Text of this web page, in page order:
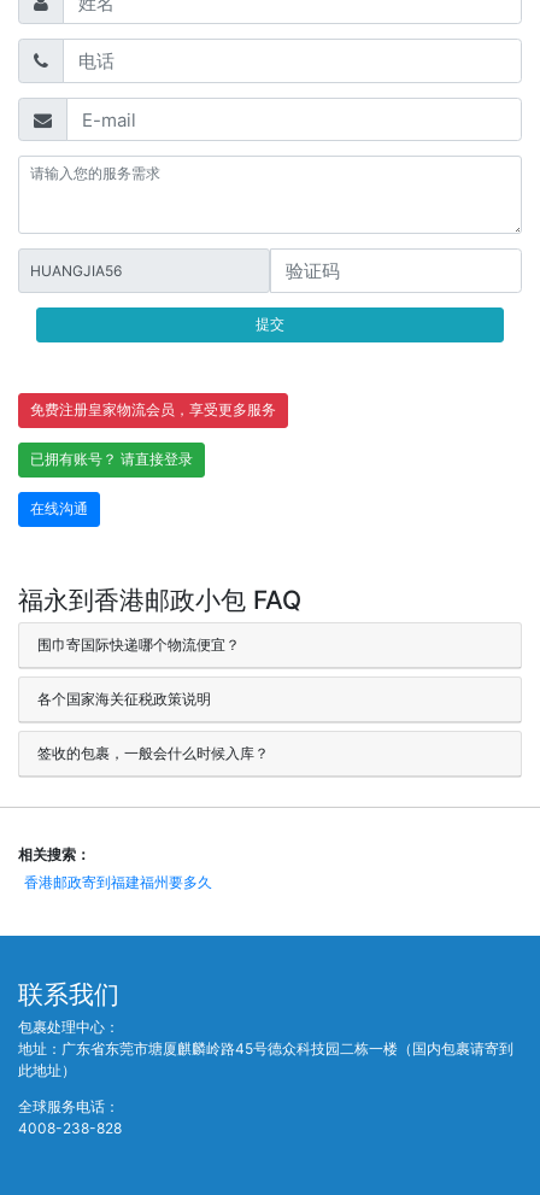
HUANGJIA56
提交
免费注册皇家物流会员，享受更多服务
已拥有账号？ 请直接登录
在线沟通
福永到香港邮政小包 FAQ
围巾寄国际快递哪个物流便宜？
各个国家海关征税政策说明
签收的包裹，一般会什么时候入库？
相关搜索：
香港邮政寄到福建福州要多久
联系我们
包裹处理中心：
地址：广东省东莞市塘厦麒麟岭路45号德众科技园二栋一楼（国内包裹请寄到
此地址）
全球服务电话：
4008-238-828